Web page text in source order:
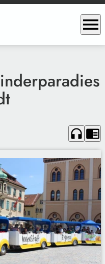
menu
headphones chrome_reader_mode